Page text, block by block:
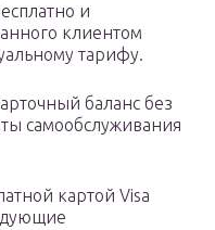
и
клиентом
тарифу.
баланс без
самообслуживания
картой Visa